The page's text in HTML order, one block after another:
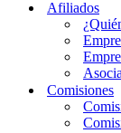
Afiliados
Comisiones